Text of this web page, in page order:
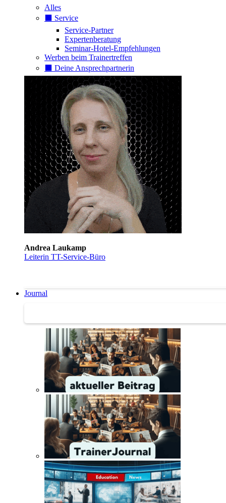
Alles
⬛️ Service
Service-Partner
Expertenberatung
Seminar-Hotel-Empfehlungen
Werben beim Trainertreffen
⬛️ Deine Ansprechpartnerin
Andrea Laukamp
Leiterin TT-Service-Büro
Journal